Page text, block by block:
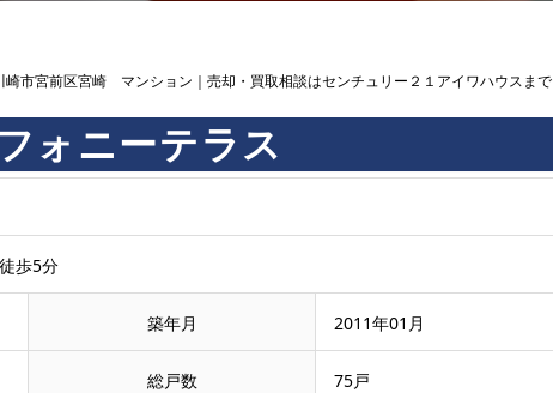
市宮前区宮崎 マンション｜売却・買取相談はセンチュリー２１アイワハウスまで
ォニーテラス
歩5分
築年月 2011年01月
総戸数 75戸